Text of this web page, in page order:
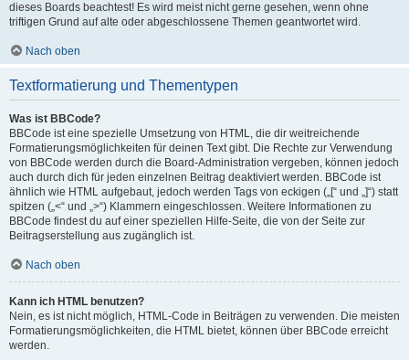
dieses Boards beachtest! Es wird meist nicht gerne gesehen, wenn ohne
triftigen Grund auf alte oder abgeschlossene Themen geantwortet wird.
Nach oben
Textformatierung und Thementypen
Was ist BBCode?
BBCode ist eine spezielle Umsetzung von HTML, die dir weitreichende
Formatierungsmöglichkeiten für deinen Text gibt. Die Rechte zur Verwendung
von BBCode werden durch die Board-Administration vergeben, können jedoch
auch durch dich für jeden einzelnen Beitrag deaktiviert werden. BBCode ist
ähnlich wie HTML aufgebaut, jedoch werden Tags von eckigen („[“ und „]“) statt
spitzen („<“ und „>“) Klammern eingeschlossen. Weitere Informationen zu
BBCode findest du auf einer speziellen Hilfe-Seite, die von der Seite zur
Beitragserstellung aus zugänglich ist.
Nach oben
Kann ich HTML benutzen?
Nein, es ist nicht möglich, HTML-Code in Beiträgen zu verwenden. Die meisten
Formatierungsmöglichkeiten, die HTML bietet, können über BBCode erreicht
werden.